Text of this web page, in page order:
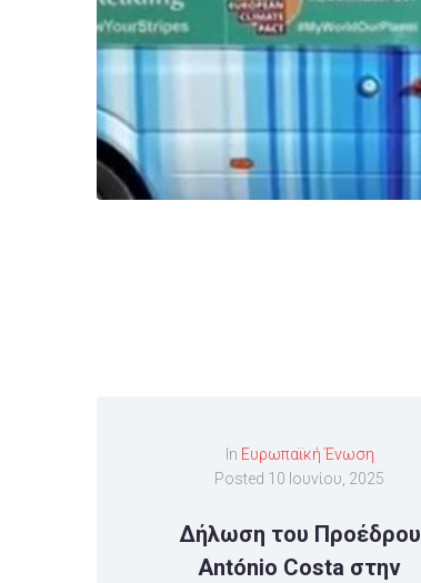
In Ευρωπαϊκή Ένωση
Posted 10 Ιουνίου, 2025
Δήλωση του Προέδρου
António Costa στην